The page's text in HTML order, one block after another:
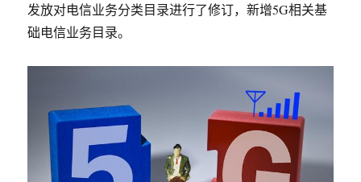
发放对电信业务分类目录进行了修订，新增5G相关基
础电信业务目录。